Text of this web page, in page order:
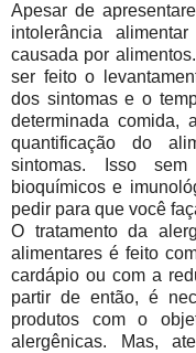
Apesar de
intolerância
causada por
ser feito o
dos sintomas e o
determinada comida,
quantificação do
sintomas. Isso
bioquímicos e
pedir para que você
O tratamento da
alimentares é feito
cardápio ou com a
partir de então, é
produtos com o
alergênicas. Mas,